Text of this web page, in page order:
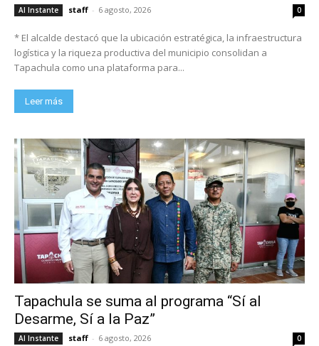
Al Instante staff - 6 agosto, 2026 0
* El alcalde destacó que la ubicación estratégica, la infraestructura
logística y la riqueza productiva del municipio consolidan a
Tapachula como una plataforma para...
Leer más
Tapachula se suma al programa “Sí al
Desarme, Sí a la Paz”
Al Instante staff - 6 agosto, 2026 0